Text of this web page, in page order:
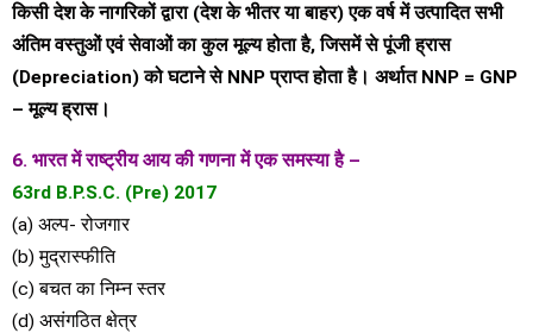
किसी देश के नागरिकों द्वारा (देश के भीतर या बाहर) एक वर्ष में उत्पादित सभी
अंतिम वस्तुओं एवं सेवाओं का कुल मूल्य होता है, जिसमें से पूंजी ह्रास
(Depreciation) को घटाने से NNP प्राप्त होता है। अर्थात NNP = GNP
– मूल्य ह्रास।
6. भारत में राष्ट्रीय आय की गणना में एक समस्या है –
63rd B.P.S.C. (Pre) 2017
(a) अल्प- रोजगार
(b) मुद्रास्फीति
(c) बचत का निम्न स्तर
(d) असंगठित क्षेत्र